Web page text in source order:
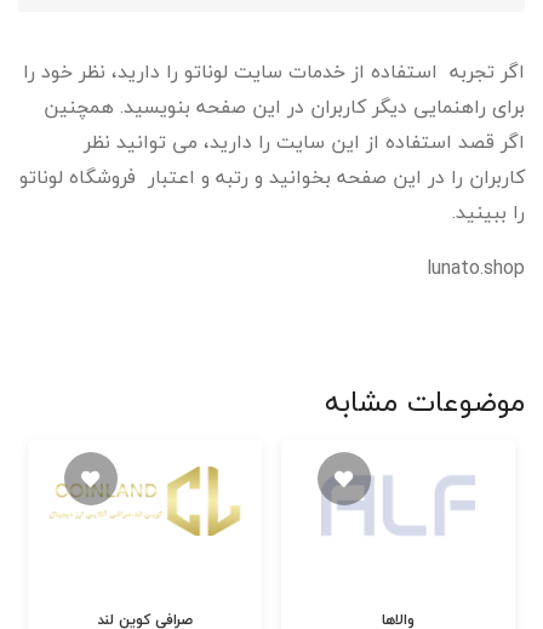
اگر تجربه استفاده از خدمات سایت لوناتو را دارید، نظر خود را
برای راهنمایی دیگر کاربران در این صفحه بنویسید. همچنین
اگر قصد استفاده از این سایت را دارید، می توانید نظر
کاربران را در این صفحه بخوانید و رتبه و اعتبار فروشگاه لوناتو
را ببینید.
lunato.shop
موضوعات مشابه
صرافی کوین لند والاها